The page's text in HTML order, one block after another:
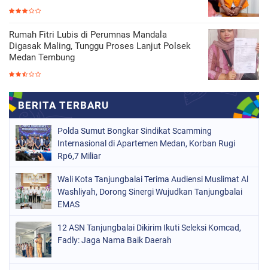
Rumah Fitri Lubis di Perumnas Mandala
Digasak Maling, Tunggu Proses Lanjut Polsek
Medan Tembung
Polda Sumut Bongkar Sindikat Scamming
Internasional di Apartemen Medan, Korban Rugi
Rp6,7 Miliar
Wali Kota Tanjungbalai Terima Audiensi Muslimat Al
Washliyah, Dorong Sinergi Wujudkan Tanjungbalai
EMAS
12 ASN Tanjungbalai Dikirim Ikuti Seleksi Komcad,
Fadly: Jaga Nama Baik Daerah